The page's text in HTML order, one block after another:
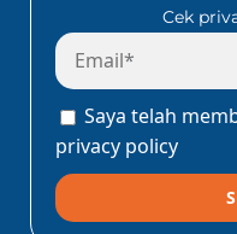
Cek
Saya telah
privacy policy